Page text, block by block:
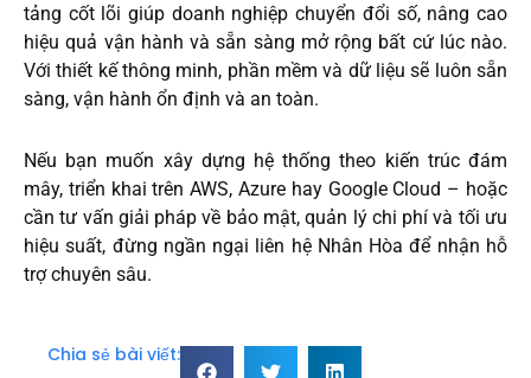
tảng cốt lõi giúp doanh nghiệp chuyển đổi số, nâng cao
hiệu quả vận hành và sẵn sàng mở rộng bất cứ lúc nào.
Với thiết kế thông minh, phần mềm và dữ liệu sẽ luôn sẵn
sàng, vận hành ổn định và an toàn.
Nếu bạn muốn xây dựng hệ thống theo kiến trúc đám
mây, triển khai trên AWS, Azure hay Google Cloud – hoặc
cần tư vấn giải pháp về bảo mật, quản lý chi phí và tối ưu
hiệu suất, đừng ngần ngại liên hệ Nhân Hòa để nhận hỗ
trợ chuyên sâu.
Chia sẻ bài viết: